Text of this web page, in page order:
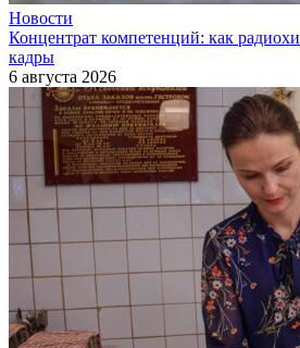
Новости
Концентрат компетенций: как
кадры
6 августа 2026